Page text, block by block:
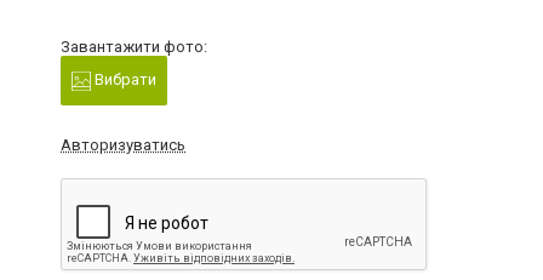
Завантажити фото:
Вибрати
Авторизуватись